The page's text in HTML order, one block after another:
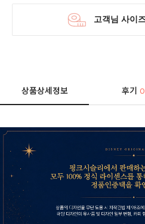
상품상세정보 후기0